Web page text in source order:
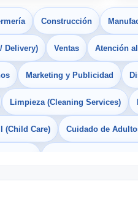
Construcción
Delivery) Ventas Atención
Marketing y Publicidad
Limpieza (Cleaning Services)
(Child Care) Cuidado de
para Estudiantes Empleos